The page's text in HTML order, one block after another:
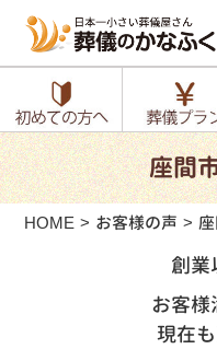
座間
HOME お客様の声
創業
お客様
現在